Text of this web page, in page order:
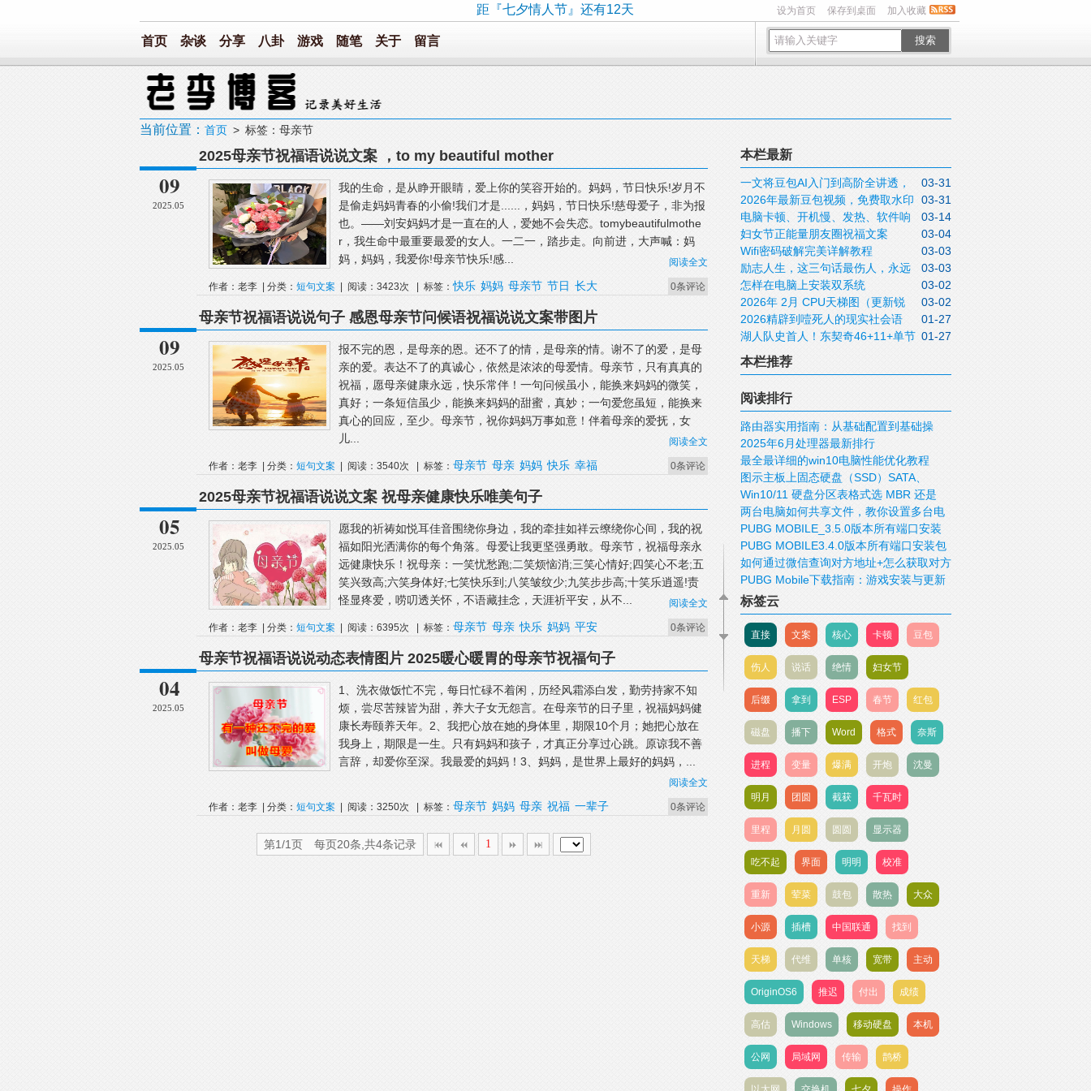
设为首页 保存到桌面 加入收藏
距『七夕情人节』还有12天
搜索
首页 杂谈 分享 八卦 游戏 随笔 关于 留言
当前位置： 首页 > 标签：母亲节
09
2025.05
2025母亲节祝福语说说文案 ，to my beautiful mother
我的生命，是从睁开眼睛，爱上你的笑容开始的。妈妈，节日快乐!岁月不
是偷走妈妈青春的小偷!我们才是......，妈妈，节日快乐!慈母爱子，非为报
也。——刘安妈妈才是一直在的人，爱她不会失恋。tomybeautifulmothe
r，我生命中最重要最爱的女人。一二一，踏步走。向前进，大声喊：妈
妈，妈妈，我爱你!母亲节快乐!感...
阅读全文
0条评论
作者：老李 | 分类： 短句文案 | 阅读：3423次 | 标签：快乐 妈妈 母亲节 节日 长大
09
2025.05
母亲节祝福语说说句子 感恩母亲节问候语祝福说说文案带图片
报不完的恩，是母亲的恩。还不了的情，是母亲的情。谢不了的爱，是母
亲的爱。表达不了的真诚心，依然是浓浓的母爱情。母亲节，只有真真的
祝福，愿母亲健康永远，快乐常伴！一句问候虽小，能换来妈妈的微笑，
真好；一条短信虽少，能换来妈妈的甜蜜，真妙；一句爱您虽短，能换来
真心的回应，至少。母亲节，祝你妈妈万事如意！伴着母亲的爱抚，女
儿...
阅读全文
0条评论
作者：老李 | 分类： 短句文案 | 阅读：3540次 | 标签： 母亲节 母亲 妈妈 快乐 幸福
05
2025.05
2025母亲节祝福语说说文案 祝母亲健康快乐唯美句子
愿我的祈祷如悦耳佳音围绕你身边，我的牵挂如祥云缭绕你心间，我的祝
福如阳光洒满你的每个角落。母爱让我更坚强勇敢。母亲节，祝福母亲永
远健康快乐！祝母亲：一笑忧愁跑;二笑烦恼消;三笑心情好;四笑心不老;五
笑兴致高;六笑身体好;七笑快乐到;八笑皱纹少;九笑步步高;十笑乐逍遥!责
怪显疼爱，唠叨透关怀，不语藏挂念，天涯祈平安，从不...
阅读全文
0条评论
作者：老李 | 分类： 短句文案 | 阅读：6395次 | 标签： 母亲节 母亲 快乐 妈妈 平安
04
2025.05
母亲节祝福语说说动态表情图片 2025暖心暖胃的母亲节祝福句子
1、洗衣做饭忙不完，每日忙碌不着闲，历经风霜添白发，勤劳持家不知
烦，尝尽苦辣皆为甜，养大子女无怨言。在母亲节的日子里，祝福妈妈健
康长寿颐养天年。2、我把心放在她的身体里，期限10个月；她把心放在
我身上，期限是一生。只有妈妈和孩子，才真正分享过心跳。原谅我不善
言辞，却爱你至深。我最爱的妈妈！3、妈妈，是世界上最好的妈妈，...
阅读全文
0条评论
作者：老李 | 分类： 短句文案 | 阅读：3250次 | 标签： 母亲节 妈妈 母亲 祝福 一辈子
第1/1页 每页20条,共4条记录 1
本栏最新
03-31
一文将豆包AI入门到高阶全讲透，
收藏待用
03-31
2026年最新豆包视频，免费取水印
方法实操指南
03-14
电脑卡顿、开机慢、发热、软件响
应迟钝怎么办？关闭这5个设置不用重装，
这些问题全可解决
03-04
妇女节正能量朋友圈祝福文案
2026三月八日女神节说说带非常漂亮的女
神节图片
03-03
Wifi密码破解完美详解教程
03-03
励志人生，这三句话最伤人，永远
不要说！
03-02
怎样在电脑上安装双系统
03-02
2026年 2月 CPU天梯图（更新锐
龙9 9950X3D）
01-27
2026精辟到噎死人的现实社会语
录，句句道尽人性
01-27
湖人队史首人！东契奇46+11+单节
20分拒逆转
本栏推荐
阅读排行
路由器实用指南：从基础配置到基础操
作！
2025年6月处理器最新排行
最全最详细的win10电脑性能优化教程
图示主板上固态硬盘（SSD）SATA、
mSATA、M.2、PCIE接口
Win10/11 硬盘分区表格式选 MBR 还是
GUID/GPT 好？
两台电脑如何共享文件，教你设置多台电
脑共享文件
PUBG MOBILE_3.5.0版本所有端口安装
包下载
PUBG MOBILE3.4.0版本所有端口安装包
下载
如何通过微信查询对方地址+怎么获取对方
IP，查询对方的位置
PUBG Mobile下载指南：游戏安装与更新
标签云
直接 文案 核心 卡顿 豆包
伤人 说话 绝情 妇女节
后缀 拿到 ESP 春节 红包
磁盘 播下 Word 格式 奈斯
进程 变量 爆满 开炮 沈曼
明月 团圆 截获 千瓦时
里程 月圆 圆圆 显示器
吃不起 界面 明明 校准
重新 荤菜 鼓包 散热 大众
小源 插槽 中国联通 找到
天梯 代维 单核 宽带 主动
OriginOS6 推迟 付出 成绩
高估 Windows 移动硬盘 本机
公网 局域网 传输 鹊桥